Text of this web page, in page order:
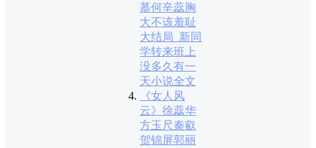
慕何辛蕊胸
大不该羞耻
大结局_新同
学转来班上
没多久有一
天小说全文
《女人风
云》徐蕊华
方玉尺秦叡
贺锦屏郭丽